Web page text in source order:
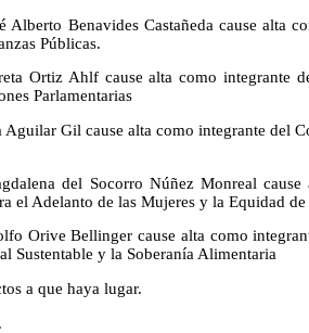
Alberto Benavides Castañeda cause alta
Públicas.
Ortiz Ahlf cause alta como integrante
Parlamentarias
Aguilar Gil cause alta como integrante del
del Socorro Núñez Monreal
el Adelanto de las Mujeres y la Equidad de
Orive Bellinger cause alta como
Sustentable y la Soberanía Alimentaria
a que haya lugar.